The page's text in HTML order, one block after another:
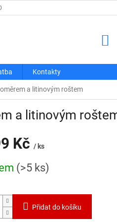
ÚDAJŮ
Kontakty
a litinovým roštem
a litinovým
Kč / ks
(>5 ks)
Přidat do košíku